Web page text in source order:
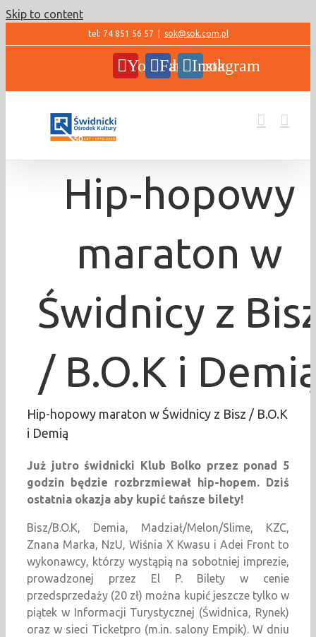
Skip to content
tel: 74 851 56 57 sok@sok.com.pl
YouTubeFacebookInstagram
Hip-hopowy
maraton w
Świdnicy z
/ B.O.K i
Hip-hopowy maraton w Świdnicy z Bisz / B.O.K
i Demią
Już jutro świdnicki Klub Bolko przez ponad 5
godzin będzie rozbrzmiewał hip-hopem. Dziś
ostatnia okazja aby kupić tańsze bilety!
Bisz/B.O.K, Demia, Madział/Melon/Slime, KZC,
Znana Marka, NzU, Wiśnia X Kwasu i Adei Front to
wykonawcy, którzy wystąpią na sobotniej imprezie,
prowadzonej przez El P. Bilety w cenie
przedsprzedaży (20 zł) można kupić jeszcze tylko w
piątek w Informacji Turystycznej (Świdnica, Rynek)
oraz w sieci Ticketpro (m.in. salony Empik). W dniu